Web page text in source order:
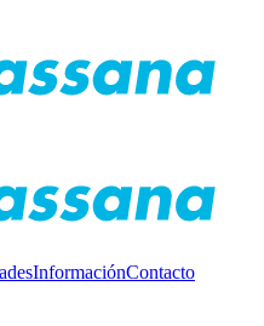
InformaciónContacto